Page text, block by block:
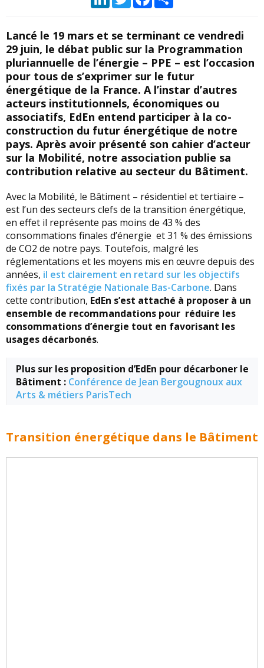
Lancé le 19 mars et se terminant ce vendredi
29 juin, le débat public sur la Programmation
pluriannuelle de l’énergie – PPE – est l’occasion
pour tous de s’exprimer sur le futur
énergétique de la France. A l’instar d’autres
acteurs institutionnels, économiques ou
associatifs, EdEn entend participer à la co-
construction du futur énergétique de notre
pays. Après avoir présenté son cahier d’acteur
sur la Mobilité, notre association publie sa
contribution relative au secteur du Bâtiment.
Avec la Mobilité, le Bâtiment – résidentiel et tertiaire –
est l’un des secteurs clefs de la transition énergétique,
en effet il représente pas moins de 43 % des
consommations finales d’énergie et 31 % des émissions
de CO2 de notre pays. Toutefois, malgré les
réglementations et les moyens mis en œuvre depuis des
années, il est clairement en retard sur les objectifs
fixés par la Stratégie Nationale Bas-Carbone. Dans
cette contribution, EdEn s’est attaché à proposer à un
ensemble de recommandations pour réduire les
consommations d’énergie tout en favorisant les
usages décarbonés.
Plus sur les proposition d’EdEn pour décarboner le
Bâtiment : Conférence de Jean Bergougnoux aux
Arts & métiers ParisTech
Transition énergétique dans le Bâtiment